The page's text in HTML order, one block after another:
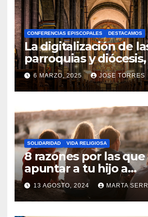
CONFERENCIAS EPISCOPALES DESTACAMOS
La digitalización de
parroquias y
realidad ya para el
la Iglesia
6 MARZO, 2025 JOSE TORRES
SOLIDARIDAD VIDA RELIGIOSA
8 razones por las que
apuntar a tu hijo a
Catequesis
13 AGOSTO, 2024 MARTA